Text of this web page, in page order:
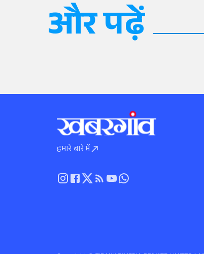
और पढ़ें
हमारे बारे में